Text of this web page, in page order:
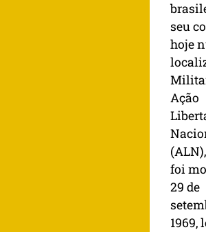
seu
hoje
Ação
foi
29 de
1969,